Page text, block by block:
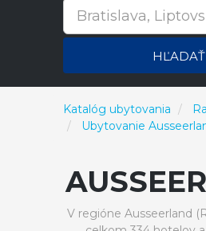
HĽADAŤ
Katalóg ubytovania
Ubytovanie
V regióne Ausseerland